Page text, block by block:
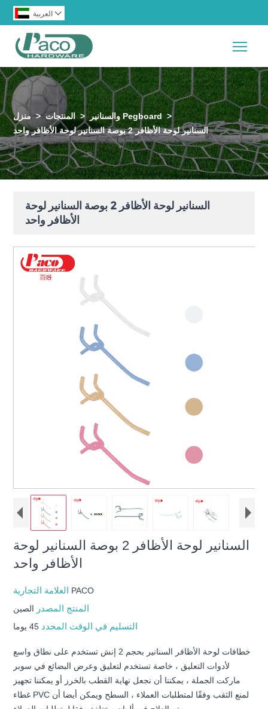
العربية 
منزل > المنتجات > والسنانير Pegboard >
السنانير لوحة الأظافر 2 بوصة السنانير لوحة الأظافر واحد
السنانير لوحة الأظافر 2 بوصة السنانير لوحة
الأظافر واحد
السنانير لوحة الأظافر 2 بوصة السنانير لوحة
الأظافر واحد
PACO
المنتج المصدر الصين
التسليم في الوقت المحدد 45 يوما
خطافات لوحة الأظافر السنانير بحجم 2 إنش تستخدم على نطاق واسع
لأدوات التعليق ، خاصة تستخدم لتعليق وعرض البضائع في سوبر
ماركت الجملة ، يمكننا أن نجعل نهاية القطب بالخرز أو يمكننا تجهيز
غطاء PVC لمنع الثقب وفقًا لمتطلبات العملاء ، السطح ويمكن أيضا أن